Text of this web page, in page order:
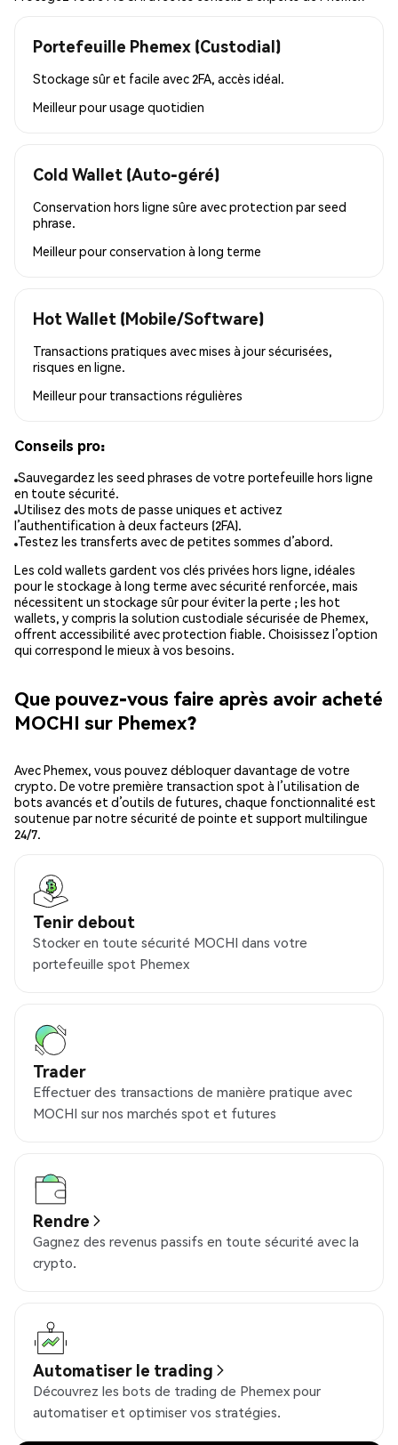
Portefeuille Phemex (Custodial)
Stockage sûr et facile avec 2FA, accès idéal.
Meilleur pourusage quotidien
Cold Wallet (Auto-géré)
Conservation hors ligne sûre avec protection par seed
phrase.
Meilleur pourconservation à long terme
Hot Wallet (Mobile/Software)
Transactions pratiques avec mises à jour sécurisées,
risques en ligne.
Meilleur pour transactions régulières
Conseils pro:
Sauvegardez les seed phrases de votre portefeuille hors ligne
en toute sécurité.
Utilisez des mots de passe uniques et activez
l’authentification à deux facteurs (2FA).
Testez les transferts avec de petites sommes d’abord.
Les cold wallets gardent vos clés privées hors ligne, idéales
pour le stockage à long terme avec sécurité renforcée, mais
nécessitent un stockage sûr pour éviter la perte ; les hot
wallets, y compris la solution custodiale sécurisée de Phemex,
offrent accessibilité avec protection fiable. Choisissez l’option
qui correspond le mieux à vos besoins.
Que pouvez-vous faire après avoir acheté
MOCHI sur Phemex?
Avec Phemex, vous pouvez débloquer davantage de votre
crypto. De votre première transaction spot à l’utilisation de
bots avancés et d’outils de futures, chaque fonctionnalité est
soutenue par notre sécurité de pointe et support multilingue
24/7.
Tenir debout
Stocker en toute sécurité MOCHI dans votre
portefeuille spot Phemex
Trader
Effectuer des transactions de manière pratique avec
MOCHI sur nos marchés spot et futures
Rendre
Gagnez des revenus passifs en toute sécurité avec la
crypto.
Automatiser le trading
Découvrez les bots de trading de Phemex pour
automatiser et optimiser vos stratégies.